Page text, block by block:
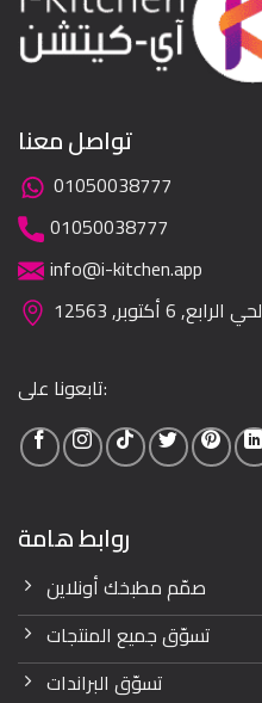
تواصل معنا
01050038777
01050038777
info@i-kitchen.app
تابعونا على:
روابط هامة
صمّم مطبخك أونلاين
تسوّق جميع المنتجات
تسوّق البراندات